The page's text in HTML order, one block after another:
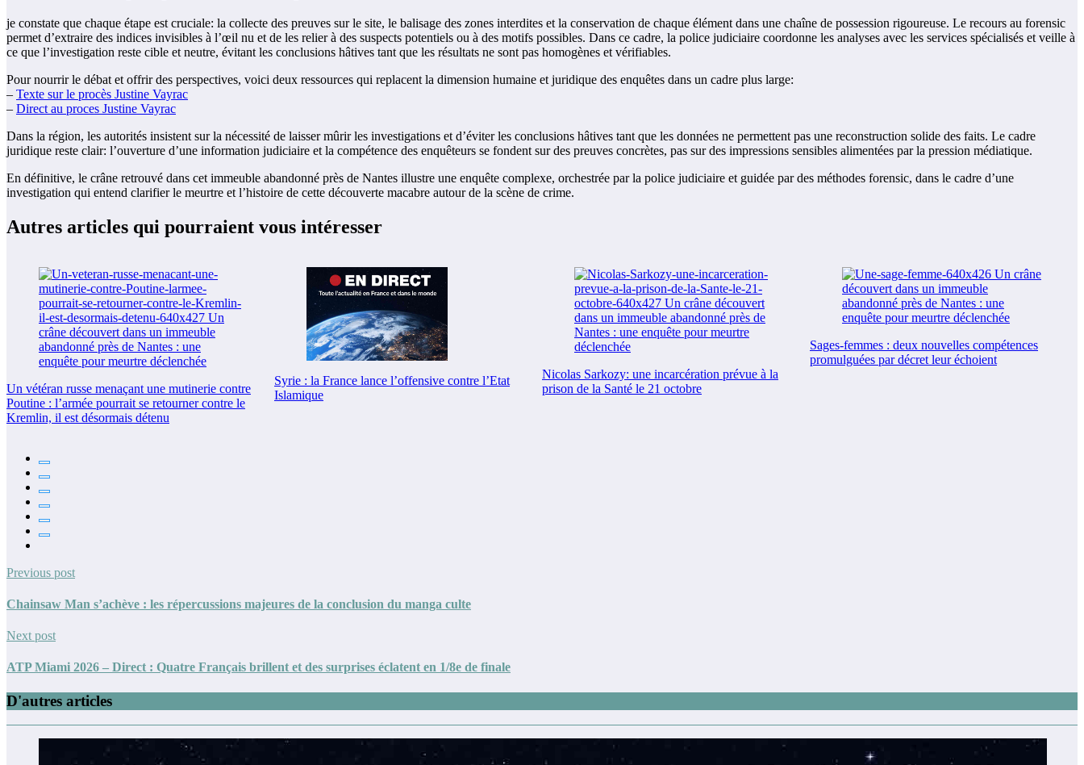
je constate que chaque étape est cruciale: la collecte des preuves sur le site, le balisage des zones interdites et la conservation de chaque élément dans une chaîne de possession rigoureuse. Le recours au forensic
permet d’extraire des indices invisibles à l’œil nu et de les relier à des suspects potentiels ou à des motifs possibles. Dans ce cadre, la police judiciaire coordonne les analyses avec les services spécialisés et veille à
ce que l’investigation reste cible et neutre, évitant les conclusions hâtives tant que les résultats ne sont pas homogènes et vérifiables.
Pour nourrir le débat et offrir des perspectives, voici deux ressources qui replacent la dimension humaine et juridique des enquêtes dans un cadre plus large:
– Texte sur le procès Justine Vayrac
– Direct au proces Justine Vayrac
Dans la région, les autorités insistent sur la nécessité de laisser mûrir les investigations et d’éviter les conclusions hâtives tant que les données ne permettent pas une reconstruction solide des faits. Le cadre
juridique reste clair: l’ouverture d’une information judiciaire et la compétence des enquêteurs se fondent sur des preuves concrètes, pas sur des impressions sensibles alimentées par la pression médiatique.
En définitive, le crâne retrouvé dans cet immeuble abandonné près de Nantes illustre une enquête complexe, orchestrée par la police judiciaire et guidée par des méthodes forensic, dans le cadre d’une
investigation qui entend clarifier le meurtre et l’histoire de cette découverte macabre autour de la scène de crime.
Autres articles qui pourraient vous intéresser
Un vétéran russe menaçant une mutinerie contre
Poutine : l’armée pourrait se retourner contre le
Kremlin, il est désormais détenu
Syrie : la France lance l’offensive contre l’Etat
Islamique
Nicolas Sarkozy: une incarcération prévue à la
prison de la Santé le 21 octobre
Sages-femmes : deux nouvelles compétences
promulguées par décret leur échoient
Previous post
Chainsaw Man s’achève : les répercussions majeures de la conclusion du manga culte
Next post
ATP Miami 2026 – Direct : Quatre Français brillent et des surprises éclatent en 1/8e de finale
D'autres articles